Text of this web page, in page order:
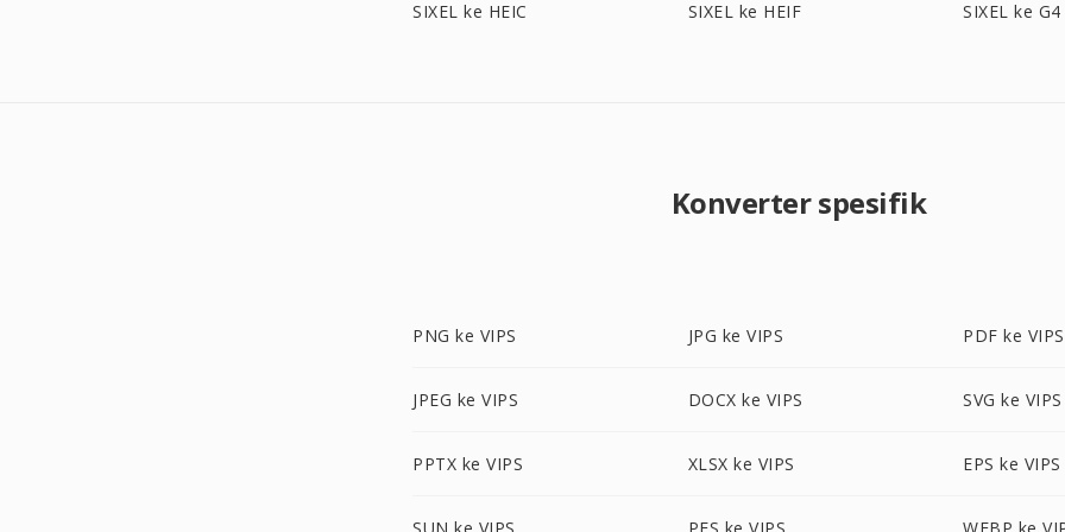
SIXEL ke HEIC SIXEL ke HEIF SIXEL ke G4
Konverter spesifik
PNG ke VIPS JPG ke VIPS PDF ke VIPS
JPEG ke VIPS DOCX ke VIPS SVG ke VIPS
PPTX ke VIPS XLSX ke VIPS EPS ke VIPS